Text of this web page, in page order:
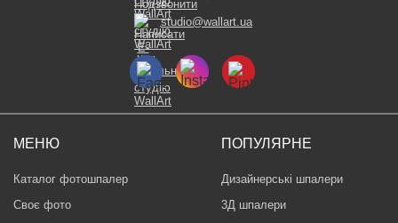
МЕНЮ
Каталог фотошпалер
Своє фото
ПОПУЛЯРНЕ
Дизайнерські шпалери
3Д шпалери
studio@wallart.ua